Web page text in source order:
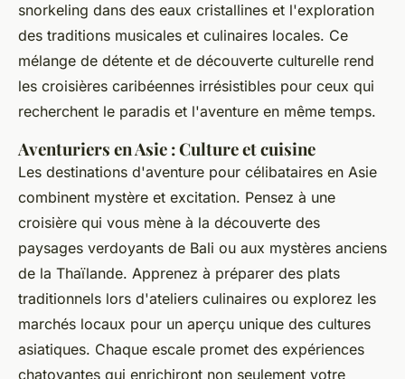
snorkeling dans des eaux cristallines et l'exploration
des traditions musicales et culinaires locales. Ce
mélange de détente et de découverte culturelle rend
les croisières caribéennes irrésistibles pour ceux qui
recherchent le paradis et l'aventure en même temps.
Aventuriers en Asie : Culture et cuisine
Les destinations d'aventure pour célibataires en Asie
combinent mystère et excitation. Pensez à une
croisière qui vous mène à la découverte des
paysages verdoyants de Bali ou aux mystères anciens
de la Thaïlande. Apprenez à préparer des plats
traditionnels lors d'ateliers culinaires ou explorez les
marchés locaux pour un aperçu unique des cultures
asiatiques. Chaque escale promet des expériences
chatoyantes qui enrichiront non seulement votre